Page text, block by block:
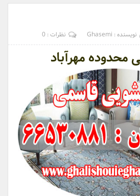
نویسنده : Ghasemi نظرات : 0
محدوده مهرآباد